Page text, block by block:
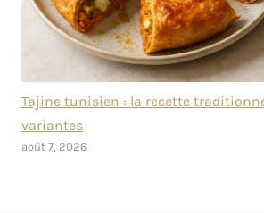
Tajine tunisien : la recette
variantes
août 7, 2026